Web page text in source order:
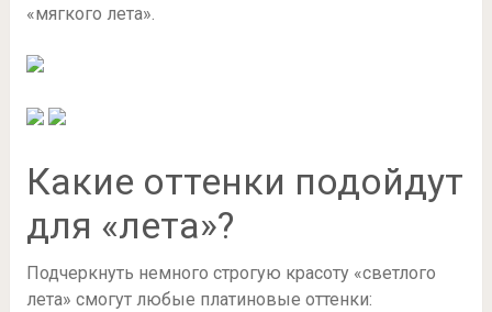
«мягкого лета».
Какие оттенки подойдут
для «лета»?
Подчеркнуть немного строгую красоту «светлого
лета» смогут любые платиновые оттенки: